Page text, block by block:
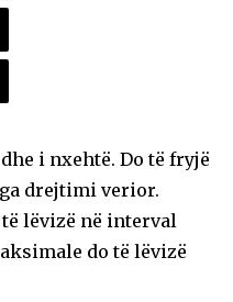
i nxehtë. Do të fryjë
drejtimi verior.
lëvizë në interval
do të lëvizë